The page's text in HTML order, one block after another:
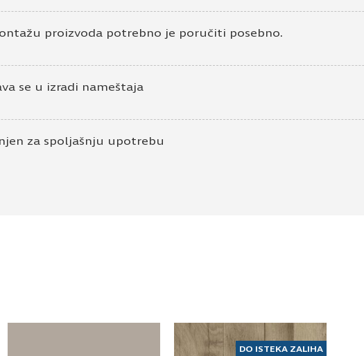
proizvoda potrebno je poručiti posebno.
se u izradi nameštaja
za spoljašnju upotrebu
DO ISTEKA ZALIHA